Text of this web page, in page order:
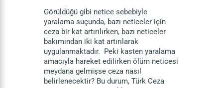
Görüldüğü gibi netice sebebiyle
yaralama suçunda, bazı neticeler için
ceza bir kat artırılırken, bazı neticeler
bakımından iki kat artırılarak
uygulanmaktadır. Peki kasten yaralama
amacıyla hareket edilirken ölüm neticesi
meydana gelmişse ceza nasıl
belirlenecektir? Bu durum, Türk Ceza